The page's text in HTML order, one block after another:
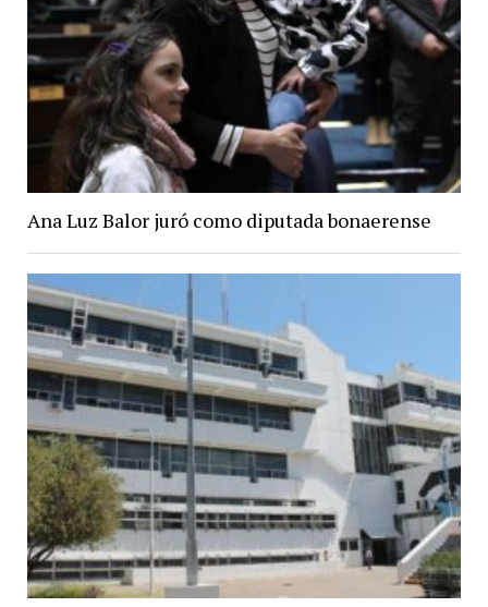
Ana Luz Balor juró como diputada bonaerense